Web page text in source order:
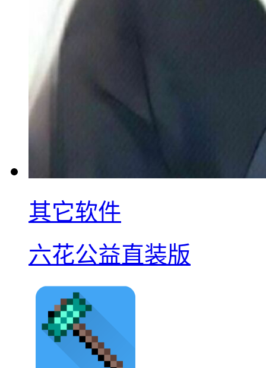
其它软件
六花公益直装版